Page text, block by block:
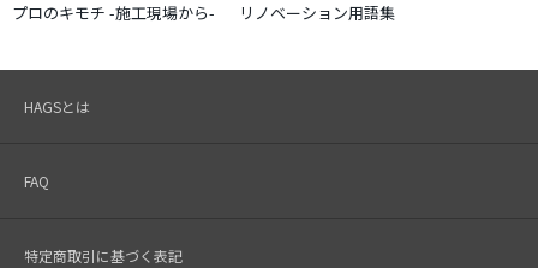
プロのキモチ -施工現場から-
リノベーション用語集
HAGSとは
FAQ
特定商取引に基づく表記